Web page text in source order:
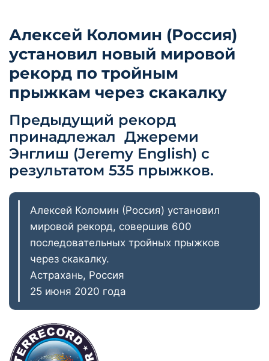
Алексей Коломин (Россия)
установил новый мировой
рекорд по тройным
прыжкам через скакалку
Предыдущий рекорд
принадлежал Джереми
Энглиш (Jeremy English) с
результатом 535 прыжков.
Алексей Коломин (Россия) установил
мировой рекорд, совершив 600
последовательных тройных прыжков
через скакалку.
Астрахань, Россия
25 июня 2020 года